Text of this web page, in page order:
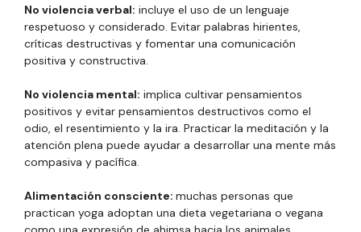
No violencia verbal: incluye el uso de un lenguaje
respetuoso y considerado. Evitar palabras hirientes,
críticas destructivas y fomentar una comunicación
positiva y constructiva.
No violencia mental: implica cultivar pensamientos
positivos y evitar pensamientos destructivos como el
odio, el resentimiento y la ira. Practicar la meditación y la
atención plena puede ayudar a desarrollar una mente más
compasiva y pacífica.
Alimentación consciente: muchas personas que
practican yoga adoptan una dieta vegetariana o vegana